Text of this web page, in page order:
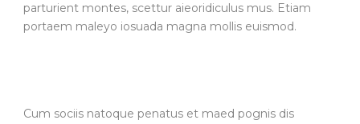
parturient montes, scettur aieoridiculus mus. Etiam
portaem maleyo iosuada magna mollis euismod.
Cum sociis natoque penatus et maed pognis dis